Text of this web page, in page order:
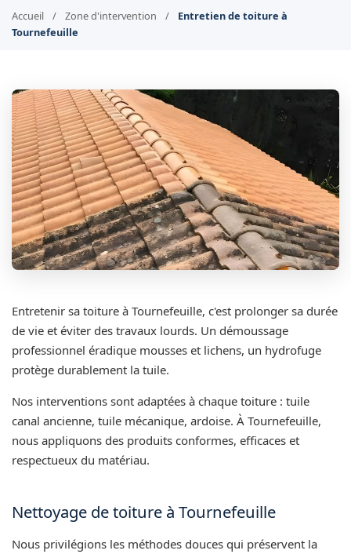
Accueil / Zone d'intervention /
Entretien de toiture à
Tournefeuille
Entretenir sa toiture à Tournefeuille, c'est prolonger sa durée
de vie et éviter des travaux lourds. Un démoussage
professionnel éradique mousses et lichens, un hydrofuge
protège durablement la tuile.
Nos interventions sont adaptées à chaque toiture : tuile
canal ancienne, tuile mécanique, ardoise. À Tournefeuille,
nous appliquons des produits conformes, efficaces et
respectueux du matériau.
Nettoyage de toiture à Tournefeuille
Nous privilégions les méthodes douces qui préservent la